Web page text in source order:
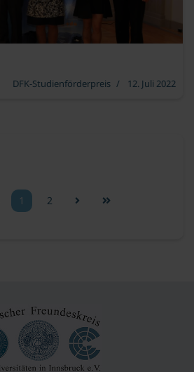
DFK-Studienförderpreis 12. Juli 2022
1 2